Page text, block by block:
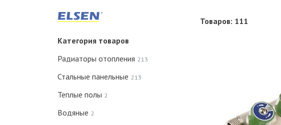
Категория товаров
Радиаторы отопления 213
Стальные панельные 213
Теплые полы 2
Водяные 2
Товаров: 111